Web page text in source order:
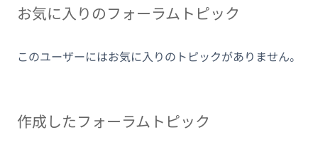
お気に入りのフォーラムトピック
このユーザーにはお気に入りのトピックがありません。
作成したフォーラムトピック